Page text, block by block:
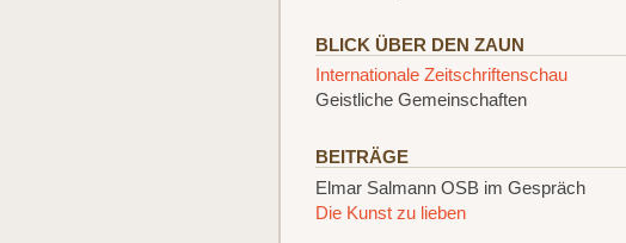
BLICK ÜBER DEN ZAUN
Internationale Zeitschriftenschau
Geistliche Gemeinschaften
BEITRÄGE
Elmar Salmann OSB im Gespräch
Die Kunst zu lieben